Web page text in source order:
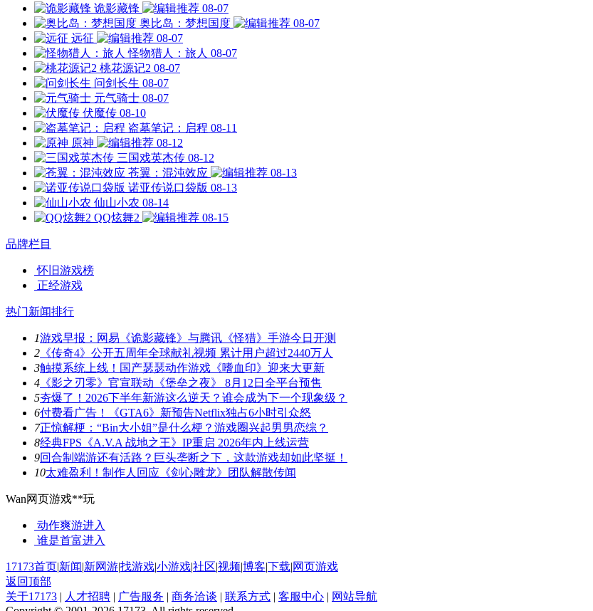
诡影藏锋
08-07
奥比岛：梦想国度
08-07
远征
08-07
怪物猎人：旅人 08-07
桃花源记2 08-07
问剑长生 08-07
元气骑士 08-07
伏魔传 08-10
盗墓笔记：启程 08-11
原神
08-12
三国戏英杰传 08-12
苍翼：混沌效应
08-13
诺亚传说口袋版 08-13
仙山小农 08-14
QQ炫舞2
08-15
品牌栏目
怀旧游戏榜
正经游戏
热门新闻排行
1游戏早报：网易《诡影藏锋》与腾讯《怪猎》手游今日开测
2 《传奇4》公开五周年全球献礼视频 累计用户超过2440万人
3触摸系统上线！国产瑟瑟动作游戏《嗜血印》迎来大更新
4 《影之刃零》官宣联动《堡垒之夜》 8月12日全平台预售
5夯爆了！2026下半年新游这么逆天？谁会成为下一个现象级？
6付费看广告！《GTA6》新预告Netflix独占6小时引众怒
7正惊解梗：“Bin大小姐”是什么梗？游戏圈兴起男男恋综？
8经典FPS《A.V.A 战地之王》IP重启 2026年内上线运营
9回合制端游还有活路？巨头垄断之下，这款游戏却如此坚挺！
10太难盈利！制作人回应《剑心雕龙》团队解散传闻
Wan网页游戏**玩
动作爽游进入
谁是首富进入
17173首页|新闻|新网游|找游戏|小游戏|社区|视频|博客|下载|网页游戏
返回顶部
关于17173 | 人才招聘 | 广告服务 | 商务洽谈 | 联系方式 | 客服中心 | 网站导航